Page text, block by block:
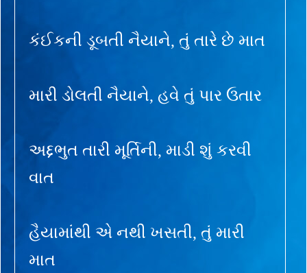
કંઈકની ડૂબતી નૈયાને, તું તારે છે માત
મારી ડોલતી નૈયાને, હવે તું પાર ઉતાર
અદ્દભુત તારી મૂર્તિની, માડી શું કરવી
વાત
હૈયામાંથી એ નથી ખસતી, તું મારી
માત